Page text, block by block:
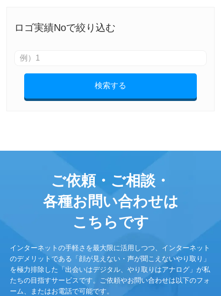
ロゴ実績Noで絞り込む
検索する
ご依頼・ご相談・
各種お問い合わせは
こちらです
インターネットの手軽さを最大限に活用しつつ、インターネット
のデメリットである「顔が見えない・声が聞こえないやり取り」
を極力排除した「出会いはデジタル、やり取りはアナログ」が私
たちの目指すサービスです。ご依頼やお問い合わせは以下のフォ
ーム、またはお電話で可能です。